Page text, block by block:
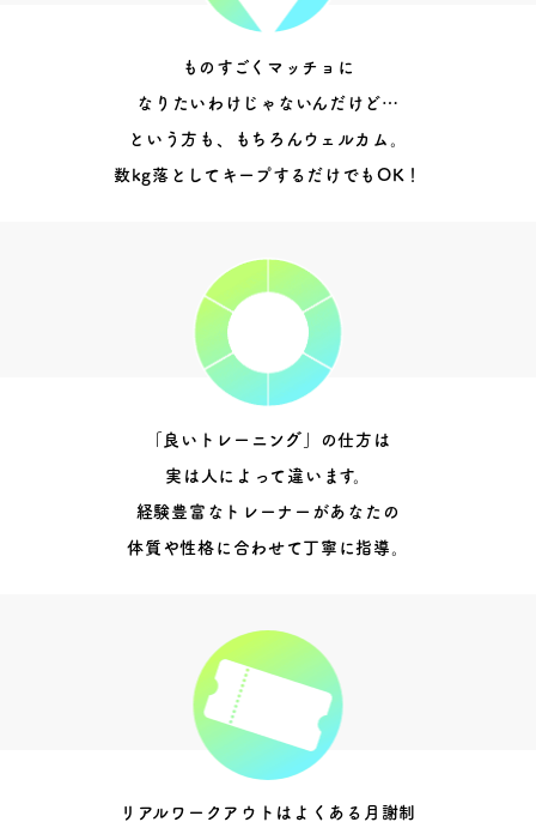
ものすごくマッチョに
なりたいわけじゃないんだけど…
という方も、もちろんウェルカム。
数kg落としてキープするだけでもOK！
「良いトレーニング」の仕方は
実は人によって違います。
経験豊富なトレーナーがあなたの
体質や性格に合わせて丁寧に指導。
リアルワークアウトはよくある月謝制